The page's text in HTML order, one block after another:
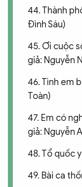
44. Thành
Đình Sáu)
45. Ơi cuộc
giả: Nguyễn
46. Tình em
Toàn)
47. Em có
giả: Nguyễn
48. Tổ quốc
49. Bài ca